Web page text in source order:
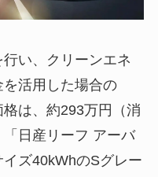
い、クリーンエネ
活用した場合の
格は、約293万円（消
日産リーフ アーバ
ズ40kWhのSグレー